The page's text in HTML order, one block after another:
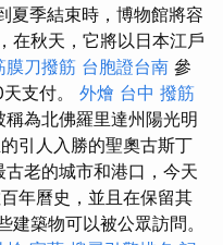
夏季結束時，博物館將容
在秋天，它將以日本江戶
膜刀撥筋 台胞證台南 參
支付。 外燴 台中 撥筋
稱為北佛羅里達州陽光明
引人入勝的聖奧古斯丁
古老的城市和港口，今天
年曆史，並且在保留其
築物可以被公眾訪問。